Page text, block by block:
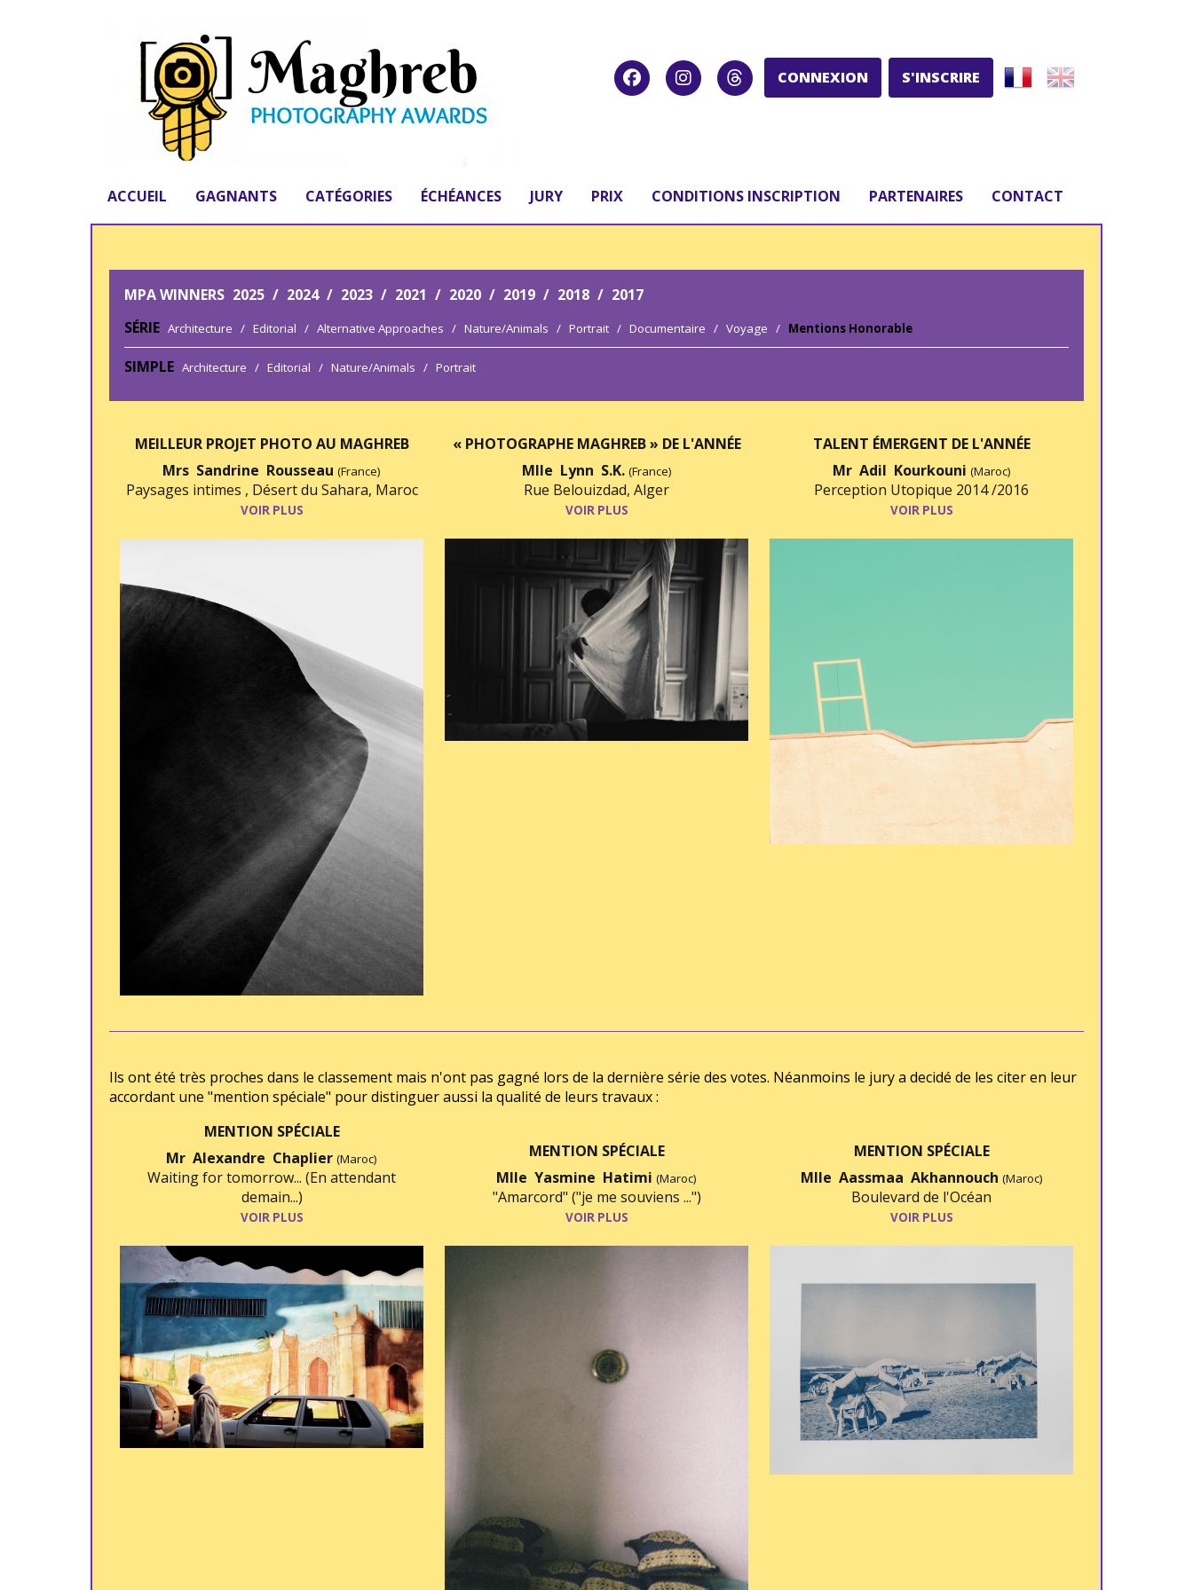
CONNEXION S'INSCRIRE
ACCUEIL GAGNANTS CATÉGORIES ÉCHÉANCES JURY PRIX CONDITIONS INSCRIPTION PARTENAIRES CONTACT
MPA WINNERS 2025 / 2024 / 2023 / 2021 / 2020 / 2019 / 2018 / 2017
SÉRIE Architecture / Editorial / Alternative Approaches / Nature/Animals / Portrait / Documentaire / Voyage / Mentions Honorable
SIMPLE Architecture / Editorial / Nature/Animals / Portrait
MEILLEUR PROJET PHOTO AU MAGHREB
Mrs Sandrine Rousseau (France)
Paysages intimes , Désert du Sahara, Maroc
VOIR PLUS
« PHOTOGRAPHE MAGHREB » DE L'ANNÉE
Mlle Lynn S.K. (France)
Rue Belouizdad, Alger
VOIR PLUS
TALENT ÉMERGENT DE L'ANNÉE
Mr Adil Kourkouni (Maroc)
Perception Utopique 2014 /2016
VOIR PLUS
Ils ont été très proches dans le classement mais n'ont pas gagné lors de la dernière série des votes. Néanmoins le jury a decidé de les citer en leur
accordant une "mention spéciale" pour distinguer aussi la qualité de leurs travaux :
MENTION SPÉCIALE
Mr Alexandre Chaplier (Maroc)
Waiting for tomorrow... (En attendant
demain...)
VOIR PLUS
MENTION SPÉCIALE
Mlle Yasmine Hatimi (Maroc)
"Amarcord" ("je me souviens ...")
VOIR PLUS
MENTION SPÉCIALE
Mlle Aassmaa Akhannouch (Maroc)
Boulevard de l'Océan
VOIR PLUS